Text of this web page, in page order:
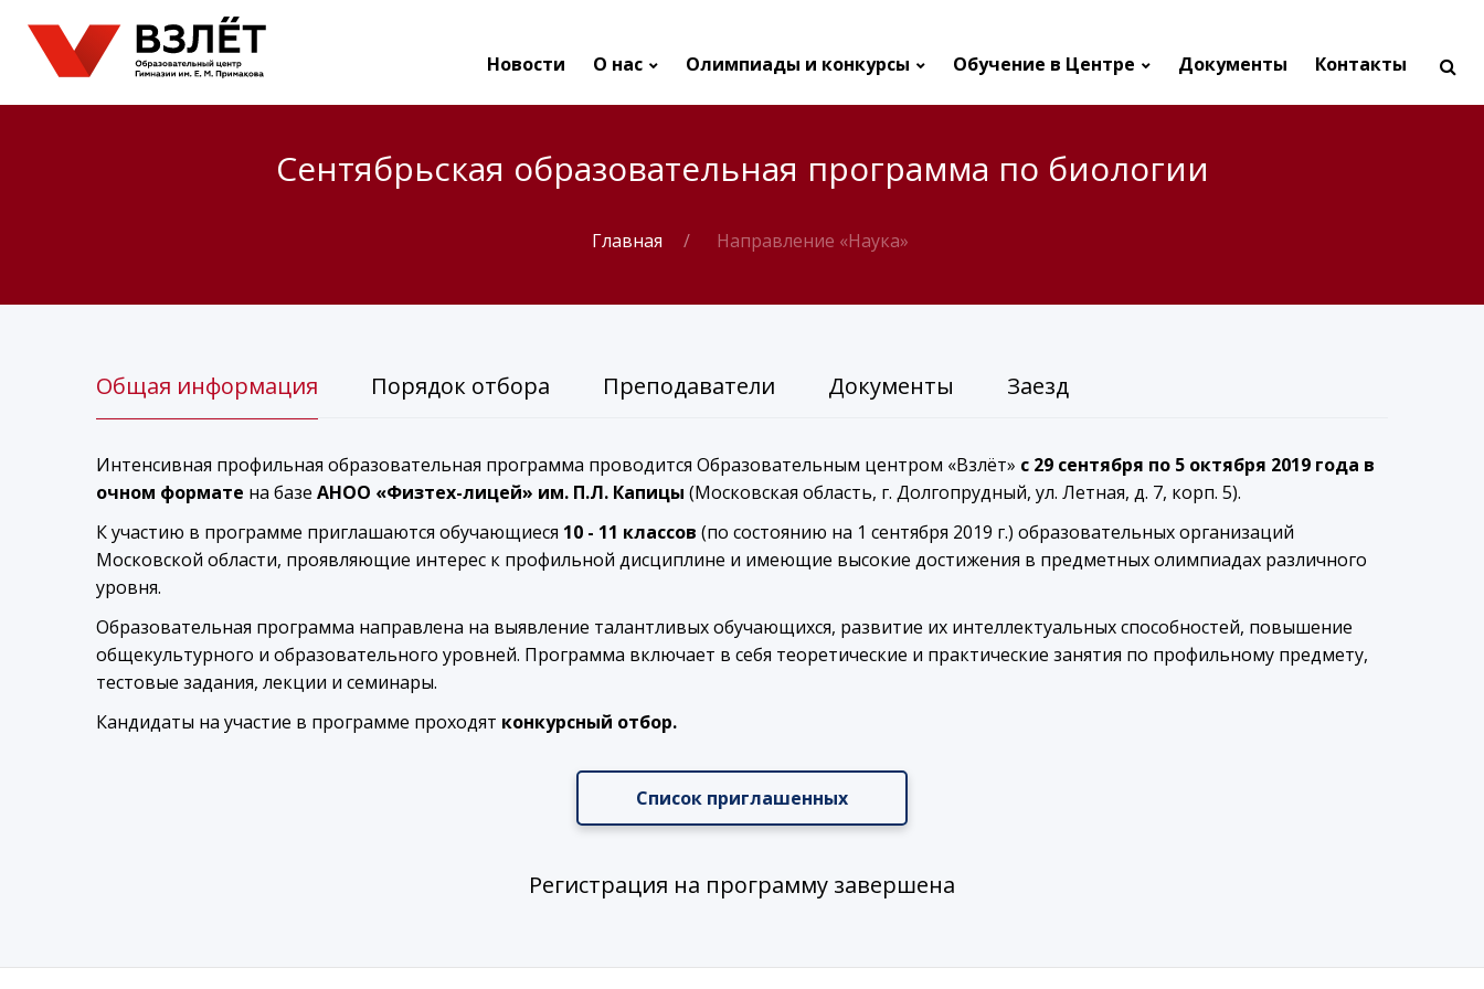
Новости О нас Олимпиады и конкурсы Обучение в Центре Документы Контакты
Сентябрьская образовательная программа по биологии
Главная Направление «Наука»
Общая информация Порядок отбора Преподаватели Документы Заезд
Интенсивная профильная образовательная программа проводится Образовательным центром «Взлёт» с 29 сентября по 5 октября 2019 года в
очном формате на базе АНОО «Физтех-лицей» им. П.Л. Капицы (Московская область, г. Долгопрудный, ул. Летная, д. 7, корп. 5).
К участию в программе приглашаются обучающиеся 10 - 11 классов (по состоянию на 1 сентября 2019 г.) образовательных организаций
Московской области, проявляющие интерес к профильной дисциплине и имеющие высокие достижения в предметных олимпиадах различного
уровня.
Образовательная программа направлена на выявление талантливых обучающихся, развитие их интеллектуальных способностей, повышение
общекультурного и образовательного уровней. Программа включает в себя теоретические и практические занятия по профильному предмету,
тестовые задания, лекции и семинары.
Кандидаты на участие в программе проходят конкурсный отбор.
Список приглашенных
Регистрация на программу завершена